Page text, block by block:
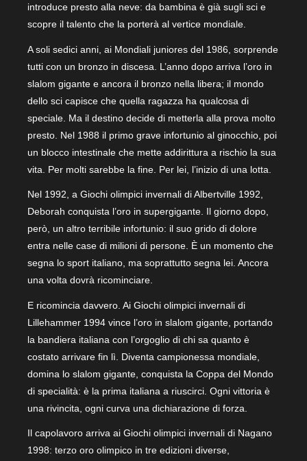
introduce presto alla neve: da bambina è già sugli sci e
scopre il talento che la porterà al vertice mondiale.
A soli sedici anni, ai Mondiali juniores del 1986, sorprende
tutti con un bronzo in discesa. L’anno dopo arriva l’oro in
slalom gigante e ancora il bronzo nella libera; il mondo
dello sci capisce che quella ragazza ha qualcosa di
speciale. Ma il destino decide di metterla alla prova molto
presto. Nel 1988 il primo grave infortunio al ginocchio, poi
un blocco intestinale che mette addirittura a rischio la sua
vita. Per molti sarebbe la fine. Per lei, l’inizio di una lotta.
Nel 1992, a Giochi olimpici invernali di Albertville 1992,
Deborah conquista l’oro in supergigante. Il giorno dopo,
però, un altro terribile infortunio: il suo grido di dolore
entra nelle case di milioni di persone. È un momento che
segna lo sport italiano, ma soprattutto segna lei. Ancora
una volta dovrà ricominciare.
E ricomincia davvero. Ai Giochi olimpici invernali di
Lillehammer 1994 vince l’oro in slalom gigante, portando
la bandiera italiana con l’orgoglio di chi sa quanto è
costato arrivare fin lì. Diventa campionessa mondiale,
domina lo slalom gigante, conquista la Coppa del Mondo
di specialità: è la prima italiana a riuscirci. Ogni vittoria è
una rivincita, ogni curva una dichiarazione di forza.
Il capolavoro arriva ai Giochi olimpici invernali di Nagano
1998: terzo oro olimpico in tre edizioni diverse,